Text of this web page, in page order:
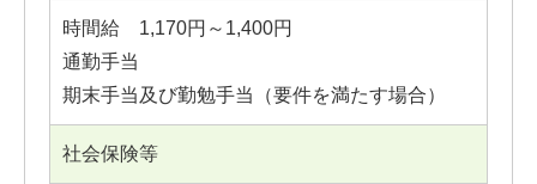
時間給 1,170円～1,400円
通勤手当
期末手当及び勤勉手当（要件を満たす場合）
社会保険等